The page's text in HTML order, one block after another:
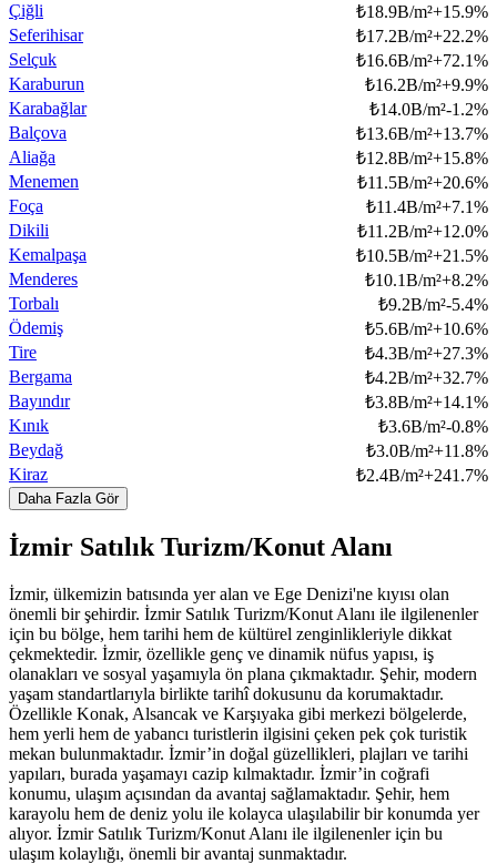
Çiğli
₺18.9B/m²+15.9%
Seferihisar
₺17.2B/m²+22.2%
Selçuk
₺16.6B/m²+72.1%
Karaburun
₺16.2B/m²+9.9%
Karabağlar
₺14.0B/m²-1.2%
Balçova
₺13.6B/m²+13.7%
Aliağa
₺12.8B/m²+15.8%
Menemen
₺11.5B/m²+20.6%
Foça
₺11.4B/m²+7.1%
Dikili
₺11.2B/m²+12.0%
Kemalpaşa
₺10.5B/m²+21.5%
Menderes
₺10.1B/m²+8.2%
Torbalı
₺9.2B/m²-5.4%
Ödemiş
₺5.6B/m²+10.6%
Tire
₺4.3B/m²+27.3%
Bergama
₺4.2B/m²+32.7%
Bayındır
₺3.8B/m²+14.1%
Kınık
₺3.6B/m²-0.8%
Beydağ
₺3.0B/m²+11.8%
Kiraz
₺2.4B/m²+241.7%
Daha Fazla Gör
İzmir Satılık Turizm/Konut Alanı
İzmir, ülkemizin batısında yer alan ve Ege Denizi'ne kıyısı olan
önemli bir şehirdir. İzmir Satılık Turizm/Konut Alanı ile ilgilenenler
için bu bölge, hem tarihi hem de kültürel zenginlikleriyle dikkat
çekmektedir. İzmir, özellikle genç ve dinamik nüfus yapısı, iş
olanakları ve sosyal yaşamıyla ön plana çıkmaktadır. Şehir, modern
yaşam standartlarıyla birlikte tarihî dokusunu da korumaktadır.
Özellikle Konak, Alsancak ve Karşıyaka gibi merkezi bölgelerde,
hem yerli hem de yabancı turistlerin ilgisini çeken pek çok turistik
mekan bulunmaktadır. İzmir’in doğal güzellikleri, plajları ve tarihi
yapıları, burada yaşamayı cazip kılmaktadır. İzmir’in coğrafi
konumu, ulaşım açısından da avantaj sağlamaktadır. Şehir, hem
karayolu hem de deniz yolu ile kolayca ulaşılabilir bir konumda yer
alıyor. İzmir Satılık Turizm/Konut Alanı ile ilgilenenler için bu
ulaşım kolaylığı, önemli bir avantaj sunmaktadır.